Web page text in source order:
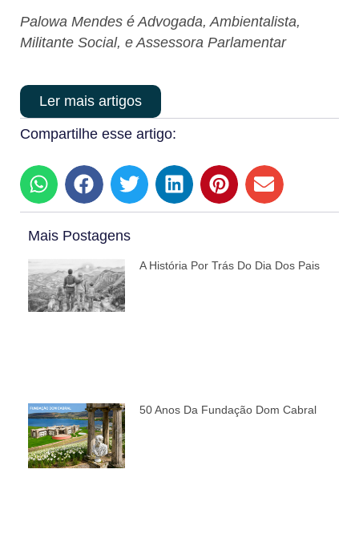
Palowa Mendes é Advogada, Ambientalista,
Militante Social, e Assessora Parlamentar
Ler mais artigos
Compartilhe esse artigo:
Mais Postagens
A História Por Trás Do Dia Dos Pais
50 Anos Da Fundação Dom Cabral